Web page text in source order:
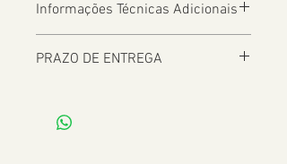
Informações Técnicas Adicionais
PRAZO DE ENTREGA
Localização